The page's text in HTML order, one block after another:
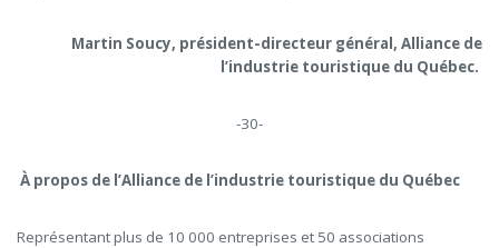
Martin Soucy, président-directeur général, Alliance de
l’industrie touristique du Québec.
-30-
À propos de l’Alliance de l’industrie touristique du Québec
Représentant plus de 10 000 entreprises et 50 associations